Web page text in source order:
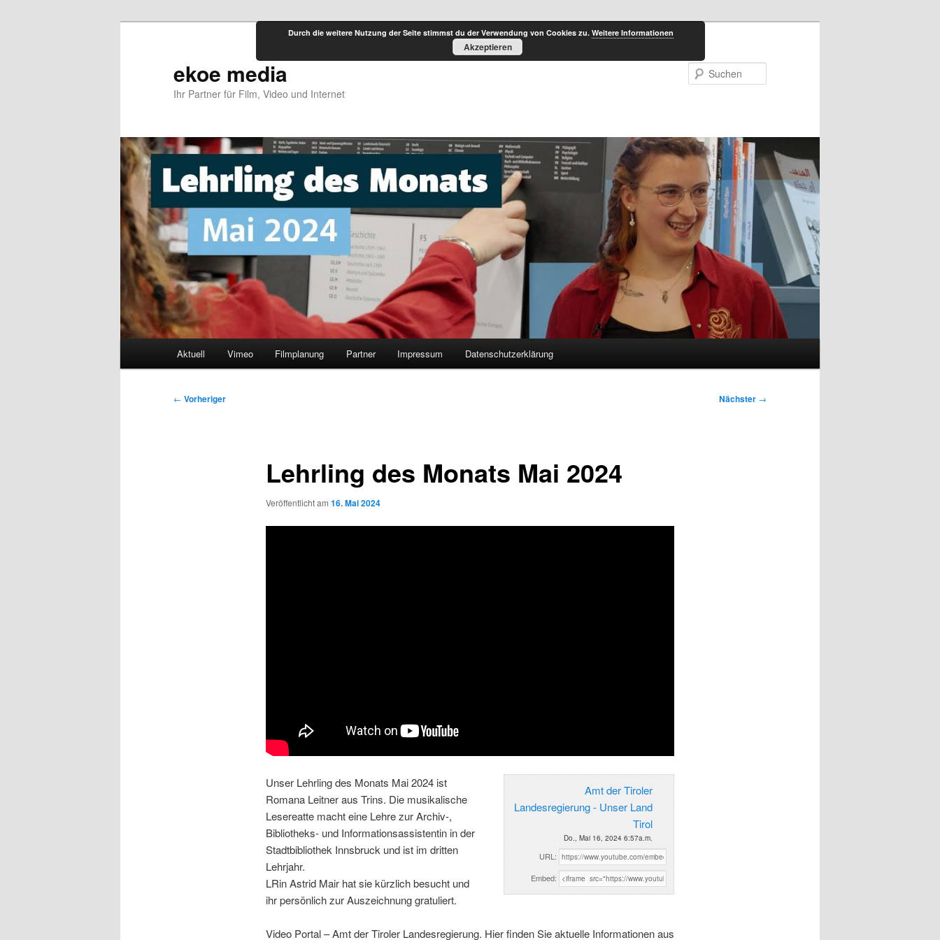
ekoe media
Ihr Partner für Film, Video und Internet
Aktuell Vimeo Filmplanung Partner Impressum Datenschutzerklärung
Beitragsnavigation
← Vorheriger Nächster →
Lehrling des Monats Mai 2024
Veröffentlicht am 16. Mai 2024
Amt der Tiroler
Landesregierung - Unser Land
Tirol
Do., Mai 16, 2024 6:57a.m.
URL:
Embed:
Unser Lehrling des Monats Mai 2024 ist
Romana Leitner aus Trins. Die musikalische
Lesereatte macht eine Lehre zur Archiv-,
Bibliotheks- und Informationsassistentin in der
Stadtbibliothek Innsbruck und ist im dritten
Lehrjahr.
LRin Astrid Mair hat sie kürzlich besucht und
ihr persönlich zur Auszeichnung gratuliert.
Video Portal – Amt der Tiroler Landesregierung. Hier finden Sie aktuelle Informationen aus
Durch die weitere Nutzung der Seite stimmst du der Verwendung von Cookies zu. Weitere Informationen
Akzeptieren